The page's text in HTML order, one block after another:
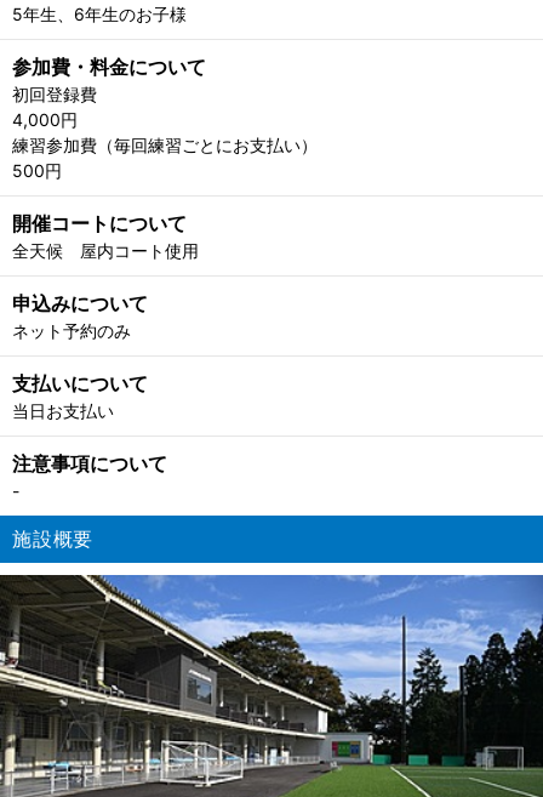
5年生、6年生のお子様
参加費・料金について
初回登録費
4,000円
練習参加費（毎回練習ごとにお支払い）
500円
開催コートについて
全天候 屋内コート使用
申込みについて
ネット予約のみ
支払いについて
当日お支払い
注意事項について
-
施設概要